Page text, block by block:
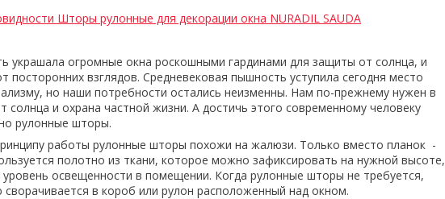
Шторы рулонные для декорации окна NURADIL SAUDA
украшала огромные окна роскошными гардинами для защиты от солнца, и
посторонних взглядов. Средневековая пышность уступила сегодня место
но наши потребности остались неизменны. Нам по-прежнему нужен в
солнца и охрана частной жизни. А достичь этого современному человеку
рулонные шторы.
работы рулонные шторы похожи на жалюзи. Только вместо планок -
полотно из ткани, которое можно зафиксировать на нужной высоте,
освещенности в помещении. Когда рулонные шторы не требуется,
в короб или рулон расположенный над окном.